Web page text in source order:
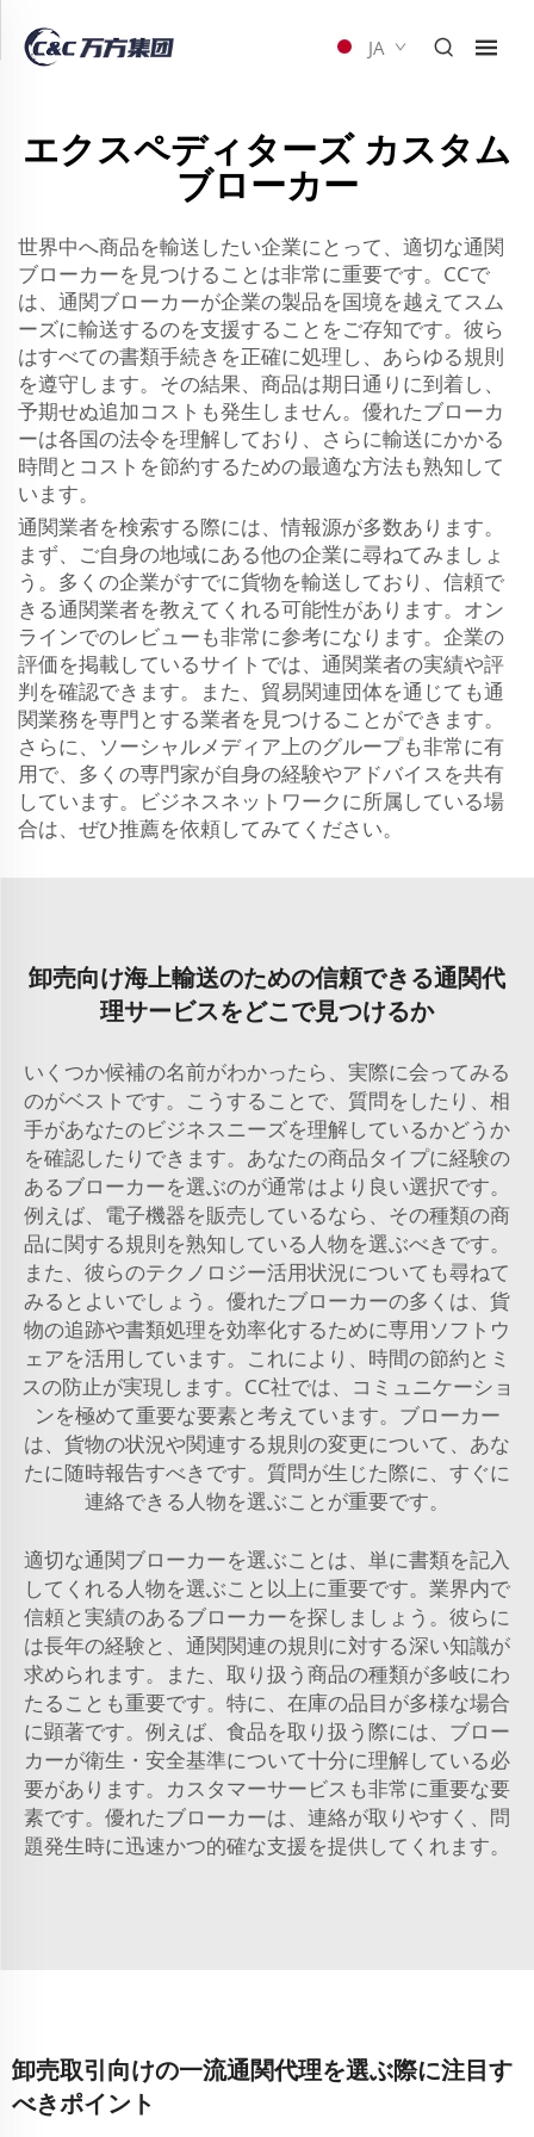
JA
エクスペディターズ カスタム
ブローカー
世界中へ商品を輸送したい企業にとって、適切な通関
ブローカーを見つけることは非常に重要です。CCで
は、通関ブローカーが企業の製品を国境を越えてスム
ーズに輸送するのを支援することをご存知です。彼ら
はすべての書類手続きを正確に処理し、あらゆる規則
を遵守します。その結果、商品は期日通りに到着し、
予期せぬ追加コストも発生しません。優れたブローカ
ーは各国の法令を理解しており、さらに輸送にかかる
時間とコストを節約するための最適な方法も熟知して
います。
通関業者を検索する際には、情報源が多数あります。
まず、ご自身の地域にある他の企業に尋ねてみましょ
う。多くの企業がすでに貨物を輸送しており、信頼で
きる通関業者を教えてくれる可能性があります。オン
ラインでのレビューも非常に参考になります。企業の
評価を掲載しているサイトでは、通関業者の実績や評
判を確認できます。また、貿易関連団体を通じても通
関業務を専門とする業者を見つけることができます。
さらに、ソーシャルメディア上のグループも非常に有
用で、多くの専門家が自身の経験やアドバイスを共有
しています。ビジネスネットワークに所属している場
合は、ぜひ推薦を依頼してみてください。
卸売向け海上輸送のための信頼できる通関代
理サービスをどこで見つけるか
いくつか候補の名前がわかったら、実際に会ってみる
のがベストです。こうすることで、質問をしたり、相
手があなたのビジネスニーズを理解しているかどうか
を確認したりできます。あなたの商品タイプに経験の
あるブローカーを選ぶのが通常はより良い選択です。
例えば、電子機器を販売しているなら、その種類の商
品に関する規則を熟知している人物を選ぶべきです。
また、彼らのテクノロジー活用状況についても尋ねて
みるとよいでしょう。優れたブローカーの多くは、貨
物の追跡や書類処理を効率化するために専用ソフトウ
ェアを活用しています。これにより、時間の節約とミ
スの防止が実現します。CC社では、コミュニケーショ
ンを極めて重要な要素と考えています。ブローカー
は、貨物の状況や関連する規則の変更について、あな
たに随時報告すべきです。質問が生じた際に、すぐに
連絡できる人物を選ぶことが重要です。
適切な通関ブローカーを選ぶことは、単に書類を記入
してくれる人物を選ぶこと以上に重要です。業界内で
信頼と実績のあるブローカーを探しましょう。彼らに
は長年の経験と、通関関連の規則に対する深い知識が
求められます。また、取り扱う商品の種類が多岐にわ
たることも重要です。特に、在庫の品目が多様な場合
に顕著です。例えば、食品を取り扱う際には、ブロー
カーが衛生・安全基準について十分に理解している必
要があります。カスタマーサービスも非常に重要な要
素です。優れたブローカーは、連絡が取りやすく、問
題発生時に迅速かつ的確な支援を提供してくれます。
卸売取引向けの一流通関代理を選ぶ際に注目す
べきポイント